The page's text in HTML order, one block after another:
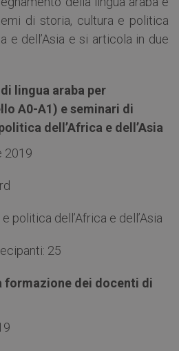
di storia, cultura e politica
e dell’Asia e si articola in due
lingua araba per
A0-A1) e seminari di
dell’Africa e dell’Asia
2019
politica dell’Africa e dell’Asia
25
formazione dei docenti di